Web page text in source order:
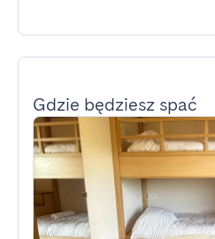
Gdzie będziesz spać